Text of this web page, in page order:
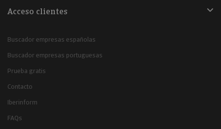
Acceso clientes
Buscador empresas españolas
Buscador empresas portuguesas
Prueba gratis
Contacto
Iberinform
FAQs